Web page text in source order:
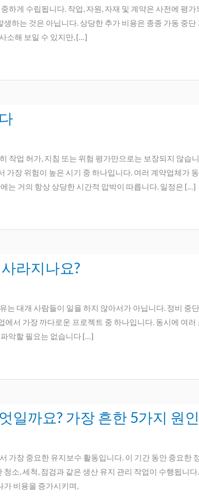
하게 수립됩니다. 작업, 자원, 자재 및 계약은 사전에 평
하는 것은 아닙니다. 상당한 추가 비용은 종종 가동 중
소해 보일 수 있지만, […]
작업 허가, 지침 또는 위험 평가만으로는 보장되지 않습
장 위험이 높은 시기 중 하나입니다. 여러 계약업체가
는 거의 항상 상당한 시간적 압박이 따릅니다. 일정은 […]
라지나요?
대개 사람들이 일을 하지 않아서가 아닙니다. 정비 중
서 가장 까다로운 프로젝트 중 하나입니다. 동시에 여
악할 필요는 없습니다 […]
일까요? 가장 흔한 5가지 원인
가장 중요한 유지보수 활동입니다. 이 기간 동안 중요한
소, 세척, 점검과 같은 생산 유지 관리 작업이 수행됩니
가 비용을 증가시키며,